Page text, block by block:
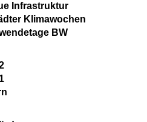
Infrastruktur
Klimawochen
BW